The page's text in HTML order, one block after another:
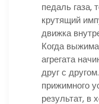
педаль газа,
крутящий
движка
Когда
агрегата
друг с
прижимного
результат, в